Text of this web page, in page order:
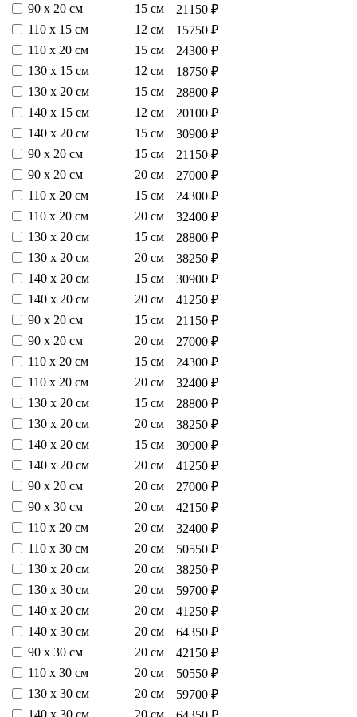
90 х 20 см
15 см
21150 ₽
110 х 15 см
12 см
15750 ₽
110 х 20 см
15 см
24300 ₽
130 х 15 см
12 см
18750 ₽
130 х 20 см
15 см
28800 ₽
140 х 15 см
12 см
20100 ₽
140 х 20 см
15 см
30900 ₽
90 х 20 см
15 см
21150 ₽
90 х 20 см
20 см
27000 ₽
110 х 20 см
15 см
24300 ₽
110 х 20 см
20 см
32400 ₽
130 х 20 см
15 см
28800 ₽
130 х 20 см
20 см
38250 ₽
140 х 20 см
15 см
30900 ₽
140 х 20 см
20 см
41250 ₽
90 х 20 см
15 см
21150 ₽
90 х 20 см
20 см
27000 ₽
110 х 20 см
15 см
24300 ₽
110 х 20 см
20 см
32400 ₽
130 х 20 см
15 см
28800 ₽
130 х 20 см
20 см
38250 ₽
140 х 20 см
15 см
30900 ₽
140 х 20 см
20 см
41250 ₽
90 х 20 см
20 см
27000 ₽
90 х 30 см
20 см
42150 ₽
110 х 20 см
20 см
32400 ₽
110 х 30 см
20 см
50550 ₽
130 х 20 см
20 см
38250 ₽
130 х 30 см
20 см
59700 ₽
140 х 20 см
20 см
41250 ₽
140 х 30 см
20 см
64350 ₽
90 х 30 см
20 см
42150 ₽
110 х 30 см
20 см
50550 ₽
130 х 30 см
20 см
59700 ₽
140 х 30 см
20 см